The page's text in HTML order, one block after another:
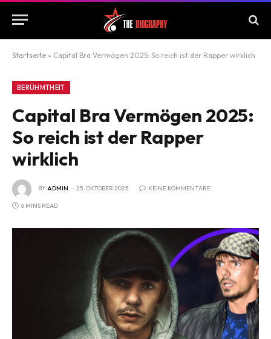
Startseite » Capital Bra Vermögen 2025: So reich ist der Rapper wirklich
BERÜHMTHEIT
Capital Bra Vermögen 2025:
So reich ist der Rapper
wirklich
BYADMIN 25. OKTOBER 2025 KEINE KOMMENTARE
6 MINS READ